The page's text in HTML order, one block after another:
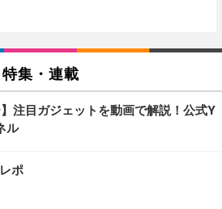
特集・連載
】注目ガジェットを動画で解説！公式Y
ル
ポ